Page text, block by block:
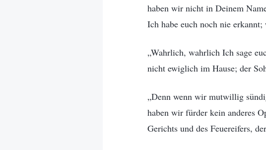
haben wir nicht in Deinem
Ich habe euch noch nie
„Wahrlich, wahrlich Ich sage
nicht ewiglich im Hause; der
„Denn wenn wir mutwillig
haben wir fürder kein anderes
Gerichts und des Feuereifers,